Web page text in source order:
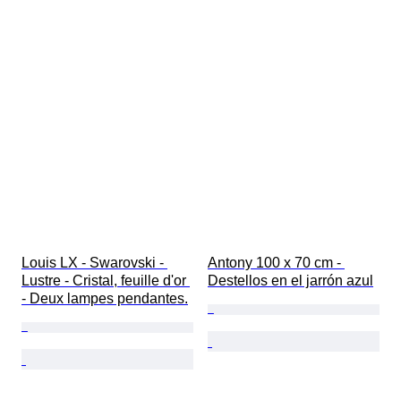
Louis LX - Swarovski -
Lustre - Cristal, feuille d'or
- Deux lampes pendantes.
Antony 100 x 70 cm -
Destellos en el jarrón azul